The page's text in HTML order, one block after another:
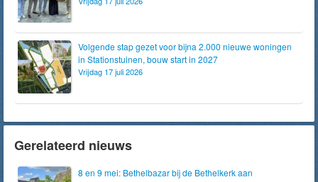
Volgende stap gezet voor bijna 2.000 nieuwe woningen
in Stationstuinen, bouw start in 2027
Vrijdag 17 juli 2026
Gerelateerd nieuws
8 en 9 mei: Bethelbazar bij de Bethelkerk aan